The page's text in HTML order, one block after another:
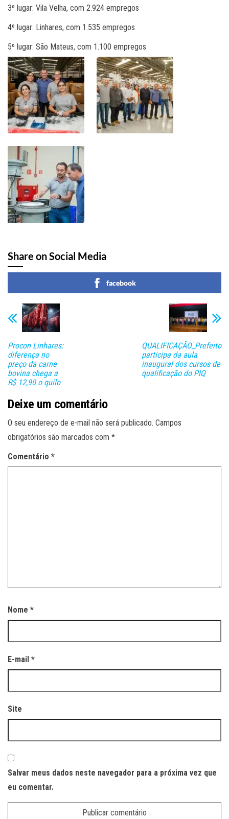
3º lugar: Vila Velha, com 2.924 empregos
4º lugar: Linhares, com 1.535 empregos
5º lugar: São Mateus, com 1.100 empregos
Share on Social Media
facebook
Procon Linhares:
diferença no
preço da carne
bovina chega a
R$ 12,90 o quilo
QUALIFICAÇÃO_Prefeito
participa da aula
inaugural dos cursos de
qualificação do PIQ
Deixe um comentário
O seu endereço de e-mail não será publicado. Campos
obrigatórios são marcados com *
Comentário *
Nome *
E-mail *
Site
Salvar meus dados neste navegador para a próxima vez que
eu comentar.